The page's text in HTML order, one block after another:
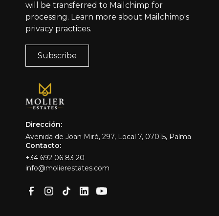
will be transferred to Mailchimp for
processing. Learn more about Mailchimp's
privacy practices.
Dirección:
Avenida de Joan Miró, 297, Local 7, 07015, Palma
Contacto:
+34 692 06 83 20
info@molierestates.com